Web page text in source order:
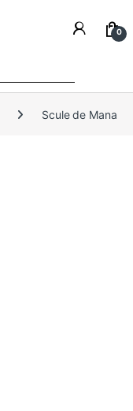
0
Scule de Mana